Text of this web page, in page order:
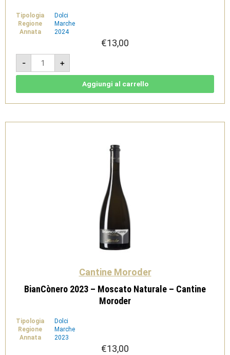
Tipologia
Dolci
Regione
Marche
Annata
2024
€13,00
-
BianCònero
2024
-
Moscato
Moroder
+
Aggiungi al carrello
Cantine Moroder
BianCònero 2023 – Moscato Naturale – Cantine
Moroder
Tipologia
Dolci
Regione
Marche
Annata
2023
€13,00